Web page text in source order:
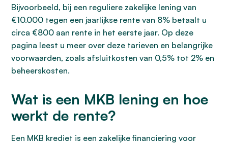
Bijvoorbeeld, bij een reguliere zakelijke lening van
€10.000 tegen een jaarlijkse rente van 8% betaalt u
circa €800 aan rente in het eerste jaar. Op deze
pagina leest u meer over deze tarieven en belangrijke
voorwaarden, zoals afsluitkosten van 0,5% tot 2% en
beheerskosten.
Wat is een MKB lening en hoe
werkt de rente?
Een MKB krediet is een zakelijke financiering voor